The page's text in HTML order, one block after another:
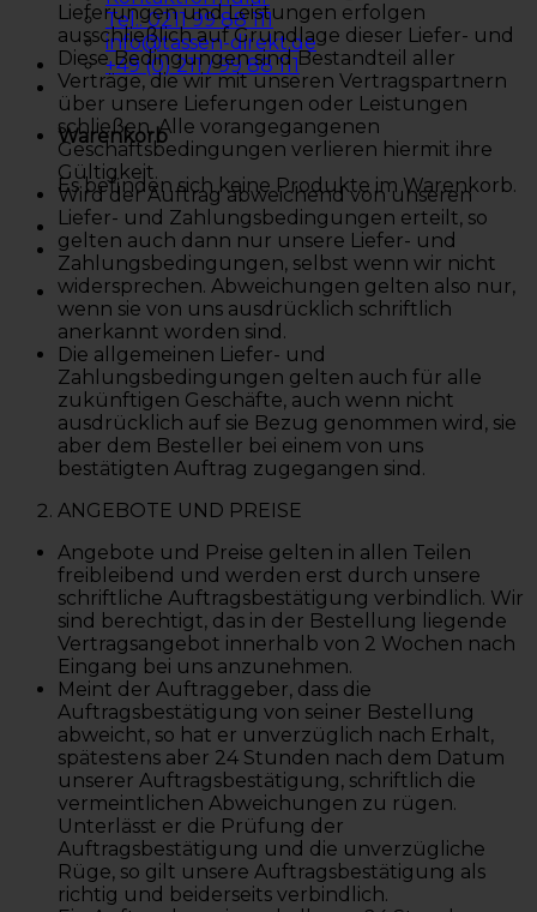
Tel.: 0211 99 88 111
info@tassen-direkt.de
+49 (0) 211 / 99 88 111
Warenkorb
Es befinden sich keine Produkte im Warenkorb.
Lieferungen und Leistungen erfolgen
ausschließlich auf Grundlage dieser Liefer- und
Diese Bedingungen sind Bestandteil aller
Verträge, die wir mit unseren Vertragspartnern
über unsere Lieferungen oder Leistungen
schließen. Alle vorangegangenen
Geschäftsbedingungen verlieren hiermit ihre
Gültigkeit.
Wird der Auftrag abweichend von unseren
Liefer- und Zahlungsbedingungen erteilt, so
gelten auch dann nur unsere Liefer- und
Zahlungsbedingungen, selbst wenn wir nicht
widersprechen. Abweichungen gelten also nur,
wenn sie von uns ausdrücklich schriftlich
anerkannt worden sind.
Die allgemeinen Liefer- und
Zahlungsbedingungen gelten auch für alle
zukünftigen Geschäfte, auch wenn nicht
ausdrücklich auf sie Bezug genommen wird, sie
aber dem Besteller bei einem von uns
bestätigten Auftrag zugegangen sind.
ANGEBOTE UND PREISE
Angebote und Preise gelten in allen Teilen
freibleibend und werden erst durch unsere
schriftliche Auftragsbestätigung verbindlich. Wir
sind berechtigt, das in der Bestellung liegende
Vertragsangebot innerhalb von 2 Wochen nach
Eingang bei uns anzunehmen.
Meint der Auftraggeber, dass die
Auftragsbestätigung von seiner Bestellung
abweicht, so hat er unverzüglich nach Erhalt,
spätestens aber 24 Stunden nach dem Datum
unserer Auftragsbestätigung, schriftlich die
vermeintlichen Abweichungen zu rügen.
Unterlässt er die Prüfung der
Auftragsbestätigung und die unverzügliche
Rüge, so gilt unsere Auftragsbestätigung als
richtig und beiderseits verbindlich.